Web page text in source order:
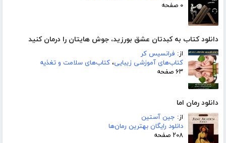
۰ صفحه
دانلود کتاب به کبدتان عشق بورزید، جوش هایتان را درمان کنید
از: فرانسیس کر
کتاب‌های آموزشی زیبایی، کتاب‌های سلامت و تغذیه
۶۳ صفحه
دانلود رمان اما
از: جین آستین
دانلود رایگان بهترین رمان‌ها
۲۰۸ صفحه